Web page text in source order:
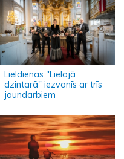
Lieldienas "Lielajā
dzintarā" iezvanīs ar trīs
jaundarbiem